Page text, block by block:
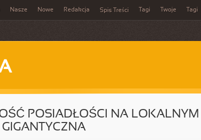
Nasze Nowe Redakcja Spis Treści Tagi Twoje Tagi
POSIADŁOŚCI NA LOKALNYM
GIGANTYCZNA